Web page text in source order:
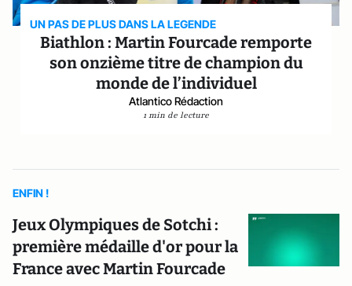
UN PAS DE PLUS DANS LA LEGENDE
Biathlon : Martin Fourcade remporte
son onzième titre de champion du
monde de l’individuel
Atlantico Rédaction
1 min de lecture
ENFIN !
Jeux Olympiques de Sotchi :
première médaille d'or pour la
France avec Martin Fourcade